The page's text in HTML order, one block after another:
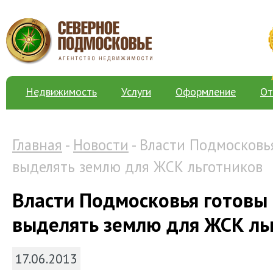
Недвижимость Услуги Оформление
Главная - Новости - Власти
выделять землю для ЖСК льготников
Власти Подмосковья готовы
выделять землю для ЖСК
17.06.2013